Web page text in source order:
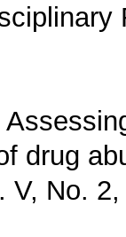
drug
V, No.